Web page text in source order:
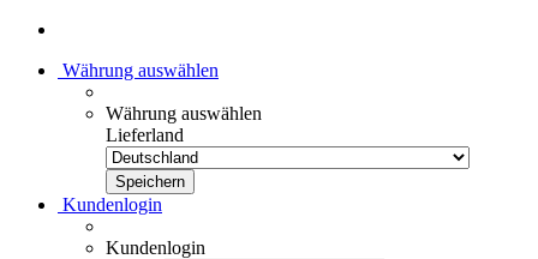
Währung auswählen
Währung auswählen
Lieferland
Kundenlogin
Kundenlogin